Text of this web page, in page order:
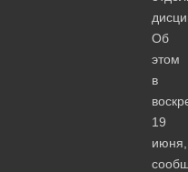
Об
этом
в
19
июня,